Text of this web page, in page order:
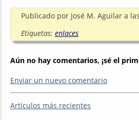
Publicado por José M. Aguilar a
Etiquetas: enlaces
Aún no hay comentarios, ¡sé el
Enviar un nuevo comentario
Artículos más recientes